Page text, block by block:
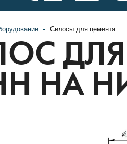
Силосы для цемента
НА